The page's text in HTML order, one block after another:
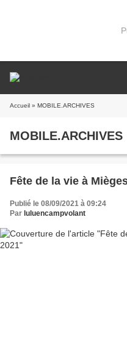
Accueil » MOBILE.ARCHIVES
MOBILE.ARCHIVES
Fête de la vie à
Publié le 08/09/2021 à 09:24
Par luluencampvolant